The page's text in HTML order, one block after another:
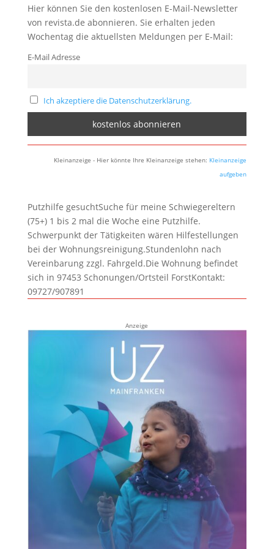
Hier können Sie den kostenlosen E-Mail-Newsletter
von revista.de abonnieren. Sie erhalten jeden
Wochentag die aktuellsten Meldungen per E-Mail:
E-Mail Adresse
Ich akzeptiere die Datenschutzerklärung.
Kleinanzeige - Hier könnte Ihre Kleinanzeige stehen: Kleinanzeige
aufgeben
Putzhilfe gesuchtSuche für meine Schwiegereltern
(75+) 1 bis 2 mal die Woche eine Putzhilfe.
Schwerpunkt der Tätigkeiten wären Hilfestellungen
bei der Wohnungsreinigung.Stundenlohn nach
Vereinbarung zzgl. Fahrgeld.Die Wohnung befindet
sich in 97453 Schonungen/Ortsteil ForstKontakt:
09727/907891
Anzeige